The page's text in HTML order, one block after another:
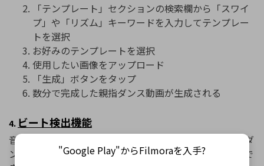
「テンプレート」セクションの検索欄から「スワイ
プ」や「リズム」キーワードを入力してテンプレー
トを選択
お好みのテンプレートを選択
使用したい画像をアップロード
「生成」ボタンをタップ
数分で完成した親指ダンス動画が生成される
4. ビート検出機能
音楽のビートに合わせた編集が簡単に行えるため、親指ダ
ンスに欠かせないリズム感のある動画をスムーズに制作で
"Google Play"からFilmoraを入手?